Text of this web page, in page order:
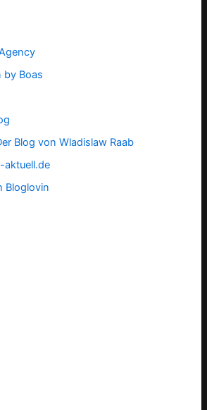
by Boas
Blog von Wladislaw Raab
aktuell.de
Bloglovin